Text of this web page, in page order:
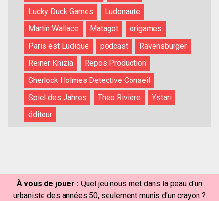
Lucky Duck Games
Ludonaute
Martin Wallace
Matagot
origames
Paris est Ludique
podcast
Ravensburger
Reiner Knizia
Repos Production
Sherlock Holmes Detective Conseil
Spiel des Jahres
Théo Rivière
Ystari
éditeur
À vous de jouer : Quel jeu nous met dans la peau d'un
urbaniste des années 50, seulement munis d'un crayon ?